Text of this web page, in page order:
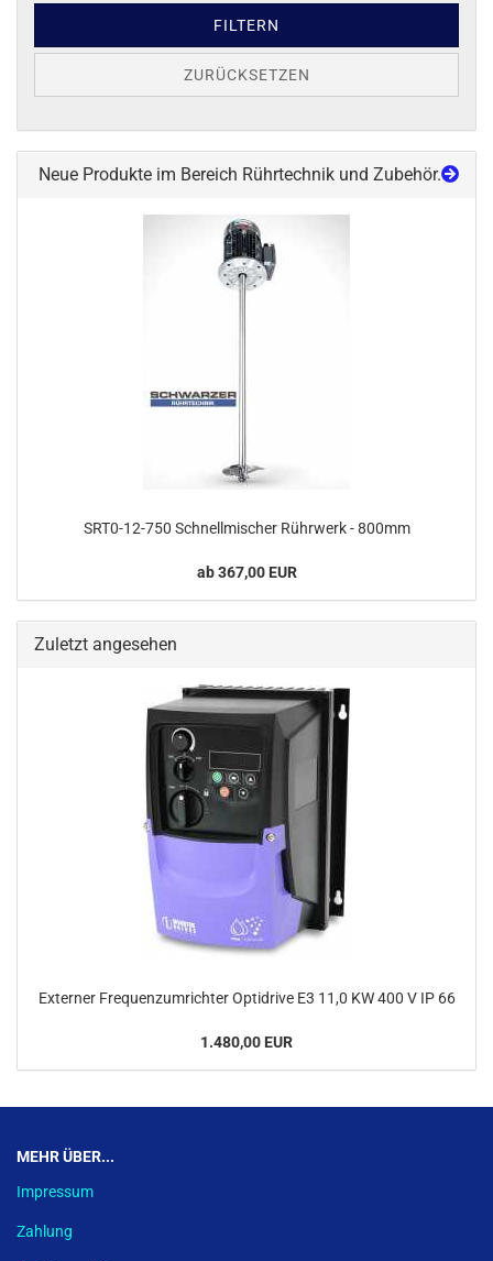
FILTERN
ZURÜCKSETZEN
Neue Produkte im Bereich Rührtechnik und Zubehör.
SRT0-12-750 Schnellmischer Rührwerk - 800mm
ab 367,00 EUR
Zuletzt angesehen
Externer Frequenzumrichter Optidrive E3 11,0 KW 400 V IP 66
1.480,00 EUR
MEHR ÜBER...
Impressum
Zahlung